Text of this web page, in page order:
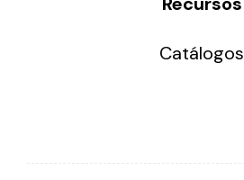
Catálogos